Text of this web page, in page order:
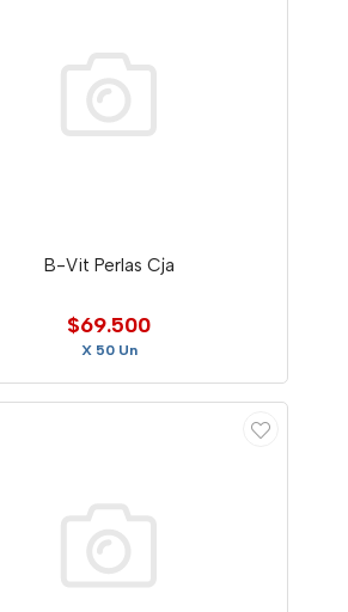
B-Vit Perlas Cja
$69.500
X 50 Un